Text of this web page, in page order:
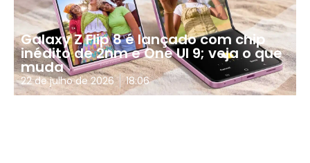
Galaxy Z Flip 8 é lançado com chip
inédito de 2nm e One UI 9; veja o que
muda
22 de julho de 2026 18:06